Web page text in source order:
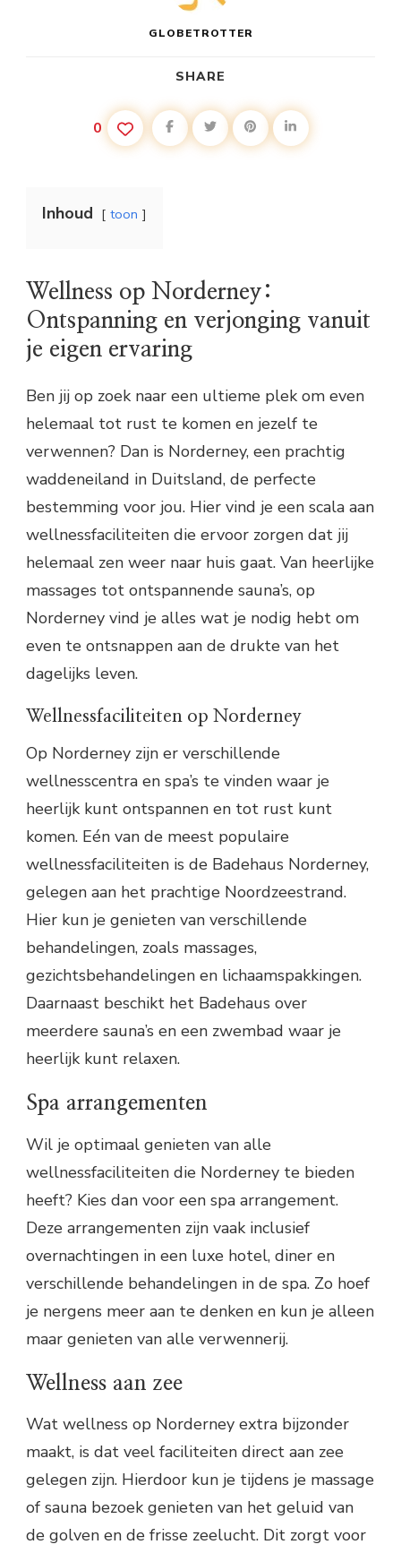
GLOBETROTTER
SHARE
0
Inhoud toon
Wellness op Norderney:
Ontspanning en verjonging vanuit
je eigen ervaring
Ben jij op zoek naar een ultieme plek om even
helemaal tot rust te komen en jezelf te
verwennen? Dan is Norderney, een prachtig
waddeneiland in Duitsland, de perfecte
bestemming voor jou. Hier vind je een scala aan
wellnessfaciliteiten die ervoor zorgen dat jij
helemaal zen weer naar huis gaat. Van heerlijke
massages tot ontspannende sauna’s, op
Norderney vind je alles wat je nodig hebt om
even te ontsnappen aan de drukte van het
dagelijks leven.
Wellnessfaciliteiten op Norderney
Op Norderney zijn er verschillende
wellnesscentra en spa’s te vinden waar je
heerlijk kunt ontspannen en tot rust kunt
komen. Eén van de meest populaire
wellnessfaciliteiten is de Badehaus Norderney,
gelegen aan het prachtige Noordzeestrand.
Hier kun je genieten van verschillende
behandelingen, zoals massages,
gezichtsbehandelingen en lichaamspakkingen.
Daarnaast beschikt het Badehaus over
meerdere sauna’s en een zwembad waar je
heerlijk kunt relaxen.
Spa arrangementen
Wil je optimaal genieten van alle
wellnessfaciliteiten die Norderney te bieden
heeft? Kies dan voor een spa arrangement.
Deze arrangementen zijn vaak inclusief
overnachtingen in een luxe hotel, diner en
verschillende behandelingen in de spa. Zo hoef
je nergens meer aan te denken en kun je alleen
maar genieten van alle verwennerij.
Wellness aan zee
Wat wellness op Norderney extra bijzonder
maakt, is dat veel faciliteiten direct aan zee
gelegen zijn. Hierdoor kun je tijdens je massage
of sauna bezoek genieten van het geluid van
de golven en de frisse zeelucht. Dit zorgt voor